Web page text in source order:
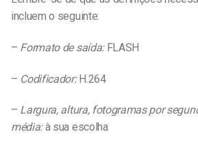
incluem o seguinte:
– Formato de saída:FLASH
– Codificador:H.264
– Largura, altura, fotogramas por
média:à sua escolha